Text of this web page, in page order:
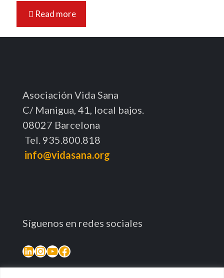
Read more
Asociación Vida Sana
C/ Manigua, 41, local bajos.
08027 Barcelona
Tel. 935.800.818
info@vidasana.org
Síguenos en redes sociales